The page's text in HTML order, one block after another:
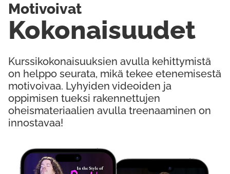
Kurssikokonaisuuksien avulla kehittymistä
on helppo seurata, mikä tekee etenemisestä
motivoivaa. Lyhyiden videoiden ja
oppimisen tueksi rakennettujen
oheismateriaalien avulla treenaaminen on
innostavaa!
Kokonaisuudet
Motivoivat